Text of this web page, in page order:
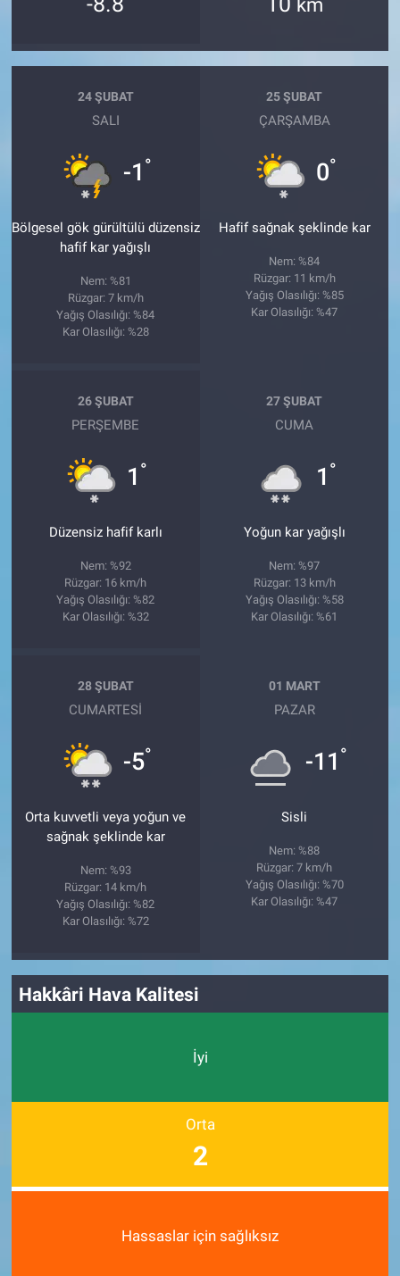
km
24 ŞUBAT
SALI
-1 °
Bölgesel gök gürültülü düzensiz
hafif kar yağışlı
Nem: %81
Rüzgar: 7 km/h
Yağış Olasılığı: %84
Kar Olasılığı: %28
25 ŞUBAT
ÇARŞAMBA
0°
Hafif sağnak şeklinde kar
Nem: %84
Rüzgar: 11 km/h
Yağış Olasılığı: %85
Kar Olasılığı: %47
26 ŞUBAT
PERŞEMBE
1 °
Düzensiz hafif karlı
Nem: %92
Rüzgar: 16 km/h
Yağış Olasılığı: %82
Kar Olasılığı: %32
27 ŞUBAT
CUMA
1 °
Yoğun kar yağışlı
Nem: %97
Rüzgar: 13 km/h
Yağış Olasılığı: %58
Kar Olasılığı: %61
28 ŞUBAT
CUMARTESI
-5°
Orta kuvvetli veya yoğun ve
sağnak şeklinde kar
Nem: %93
Rüzgar: 14 km/h
Yağış Olasılığı: %82
Kar Olasılığı: %72
01 MART
PAZAR
-11 °
Sisli
Nem: %88
Rüzgar: 7 km/h
Yağış Olasılığı: %70
Kar Olasılığı: %47
Hakkâri Hava Kalitesi
İyi
Orta
2
Hassaslar için sağlıksız